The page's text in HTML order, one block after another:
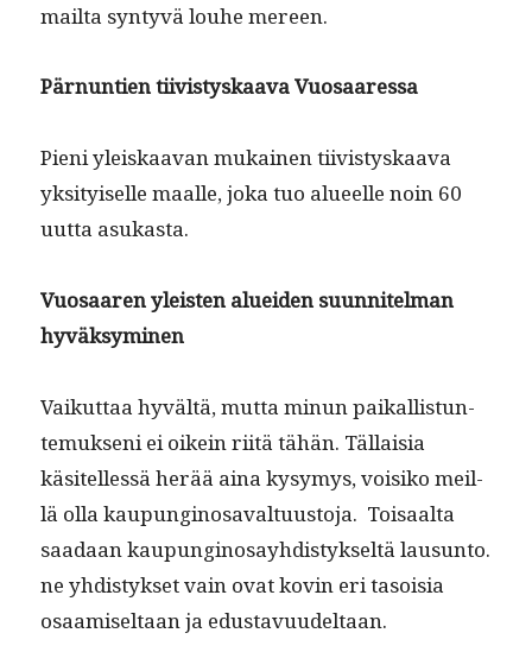
mail­ta syn­tyvä louhe mereen.
Pär­nun­tien tiivistyskaa­va Vuosaaressa
Pieni yleiskaa­van mukainen tiivistyskaa­va
yksi­tyiselle maalle, joka tuo alueelle noin 60
uut­ta asukasta.
Vuosaaren yleis­ten aluei­den suun­nitel­man
hyväksyminen
Vaikut­taa hyvältä, mut­ta min­un paikallis­tun­
te­muk­seni ei oikein riitä tähän. Täl­laisia
käsitel­lessä herää aina kysymys, voisiko meil­
lä olla kaupungi­nosaval­tu­us­to­ja. Toisaal­ta
saadaan kaupungi­nosay­hdis­tyk­seltä lausun­to.
ne yhdis­tyk­set vain ovat kovin eri tasoisia
osaamiseltaan ja edustavuudeltaan.